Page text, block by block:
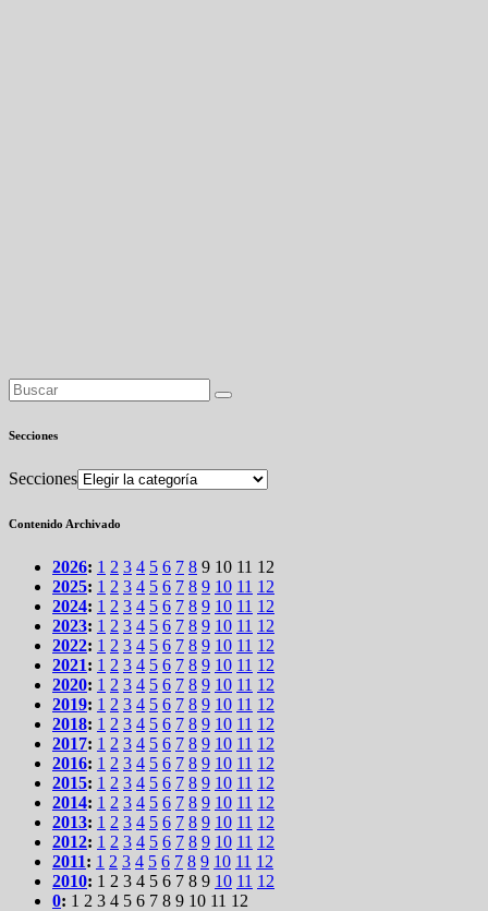
Secciones
Secciones
Contenido Archivado
2026: 1 2 3 4 5 6 7 8 9 10 11 12
2025: 1 2 3 4 5 6 7 8 9 10 11 12
2024: 1 2 3 4 5 6 7 8 9 10 11 12
2023: 1 2 3 4 5 6 7 8 9 10 11 12
2022: 1 2 3 4 5 6 7 8 9 10 11 12
2021: 1 2 3 4 5 6 7 8 9 10 11 12
2020: 1 2 3 4 5 6 7 8 9 10 11 12
2019: 1 2 3 4 5 6 7 8 9 10 11 12
2018: 1 2 3 4 5 6 7 8 9 10 11 12
2017: 1 2 3 4 5 6 7 8 9 10 11 12
2016: 1 2 3 4 5 6 7 8 9 10 11 12
2015: 1 2 3 4 5 6 7 8 9 10 11 12
2014: 1 2 3 4 5 6 7 8 9 10 11 12
2013: 1 2 3 4 5 6 7 8 9 10 11 12
2012: 1 2 3 4 5 6 7 8 9 10 11 12
2011: 1 2 3 4 5 6 7 8 9 10 11 12
2010: 1 2 3 4 5 6 7 8 9 10 11 12
0: 1 2 3 4 5 6 7 8 9 10 11 12